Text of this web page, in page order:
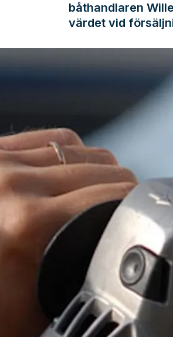
båthandlaren
värdet vid